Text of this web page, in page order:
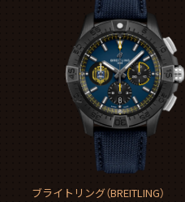
ブライトリング（BREITLING）